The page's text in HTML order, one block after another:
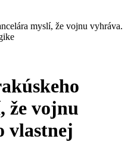
myslí, že vojnu vyhráva.
že vojnu
vlastnej